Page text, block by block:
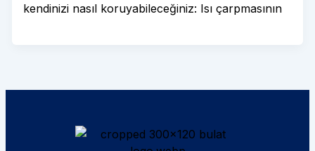
kendinizi nasıl koruyabileceğiniz: Isı çarpmasının